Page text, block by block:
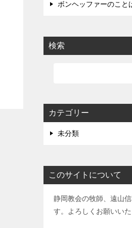
ボンヘッファーのこと
検索
カテゴリー
未分類
このサイトについて
静岡教会の牧師、遠山
す。よろしくお願いいた